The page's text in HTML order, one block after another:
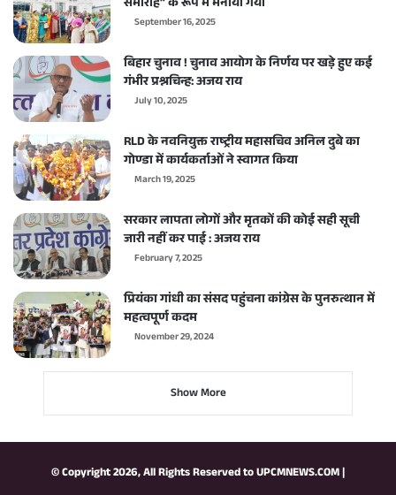
September 16, 2025
बिहार चुनाव ! चुनाव आयोग के निर्णय पर खड़े हुए कई
गंभीर प्रश्नचिन्ह: अजय राय
July 10, 2025
RLD के नवनियुक्त राष्ट्रीय महासचिव अनिल दुबे का
गोण्डा में कार्यकर्ताओं ने स्वागत किया
March 19, 2025
सरकार लापता लोगों और मृतकों की कोई सही सूची
जारी नहीं कर पाई : अजय राय
February 7, 2025
प्रियंका गांधी का संसद पहुंचना कांग्रेस के पुनरुत्थान में
महत्वपूर्ण कदम
November 29, 2024
Show More
© Copyright 2026, All Rights Reserved toUPCMNEWS.COM|